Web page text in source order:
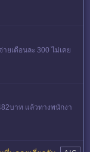
ยเดือนละ 300 ไม่เคย
บาท แล้วทางพนักงา